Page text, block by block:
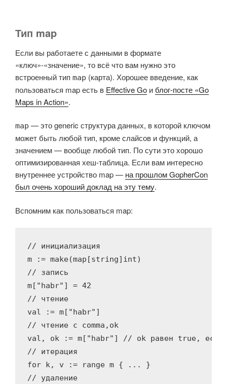
Тип map
Если вы работаете с данными в формате
«ключ»-«значение», то всё что вам нужно это
встроенный тип map (карта). Хорошее введение, как
пользоваться map есть в Effective Go иблог-посте «Go
Maps in Action».
map — это generic структура данных, в которой ключом
может быть любой тип, кроме слайсов и функций, а
значением — вообще любой тип. По сути это хорошо
оптимизированная хеш-таблица. Если вам интересно
внутреннее устройство map — на прошлом GopherCon
был очень хороший доклад на эту тему.
Вспомним как пользоваться map:
// инициализация
m := make(map [string] int
// запись
m[ "habr" ] = 42
// чтение
val := m[ "habr"
// чтение с comma,ok
val, ok := m[ "habr" ] // ok равен true, если
// итерация
for k, v := range
// удаление